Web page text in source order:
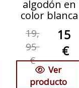
algodón en
color blanca
19,
95
€
15
€
Ver
producto